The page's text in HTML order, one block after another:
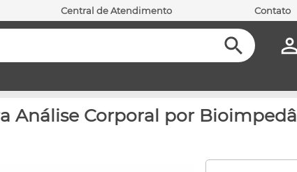
Central de Atendimento Contato
Análise Corporal por